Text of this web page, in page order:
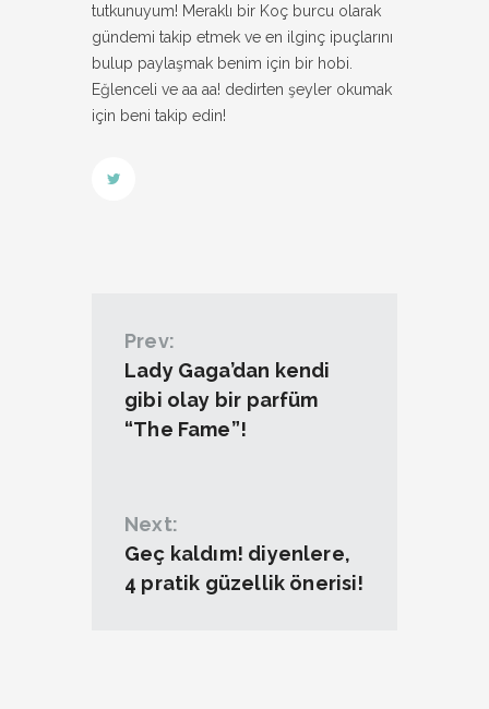
tutkunuyum! Meraklı bir Koç burcu olarak
gündemi takip etmek ve en ilginç ipuçlarını
bulup paylaşmak benim için bir hobi.
Eğlenceli ve aa aa! dedirten şeyler okumak
için beni takip edin!
Prev:
Lady Gaga’dan kendi
gibi olay bir parfüm
“The Fame”!
Next:
Geç kaldım! diyenlere,
4 pratik güzellik önerisi!